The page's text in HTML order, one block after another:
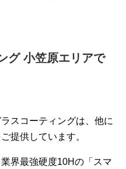
グ 小笠原エリアで
スコーティングは、他に
提供しています。
界最強硬度10Hの「スマ